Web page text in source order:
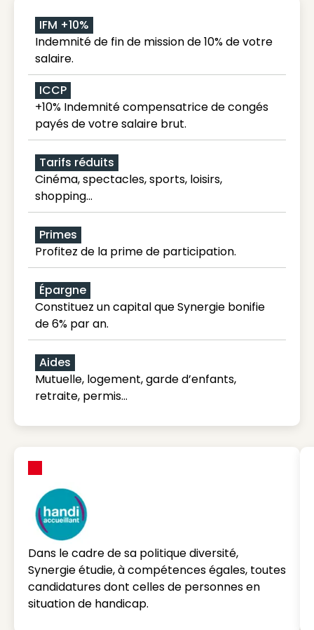
IFM +10%
Indemnité de fin de mission de 10% de votre
salaire.
ICCP
+10% Indemnité compensatrice de congés
payés de votre salaire brut.
Tarifs réduits
Cinéma, spectacles, sports, loisirs,
shopping...
Primes
Profitez de la prime de participation.
Épargne
Constituez un capital que Synergie bonifie
de 6% par an.
Aides
Mutuelle, logement, garde d’enfants,
retraite, permis…
Dans le cadre de sa politique diversité,
Synergie étudie, à compétences égales, toutes
candidatures dont celles de personnes en
situation de handicap.